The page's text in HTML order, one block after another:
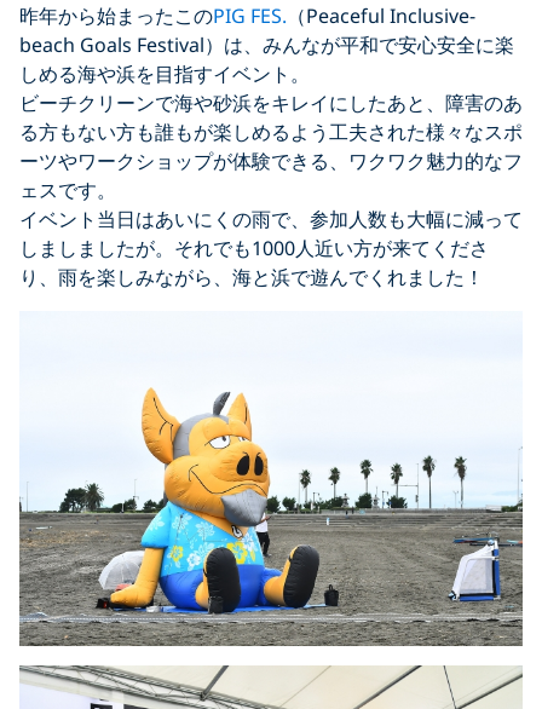
昨年から始まったこのPIG FES. （Peaceful Inclusive-
beach Goals Festival）は、みんなが平和で安心安全に楽
しめる海や浜を目指すイベント。
ビーチクリーンで海や砂浜をキレイにしたあと、障害のあ
る方もない方も誰もが楽しめるよう工夫された様々なスポ
ーツやワークショップが体験できる、ワクワク魅力的なフ
ェスです。
イベント当日はあいにくの雨で、参加人数も大幅に減って
しましましたが。それでも1000人近い方が来てくださ
り、雨を楽しみながら、海と浜で遊んでくれました！